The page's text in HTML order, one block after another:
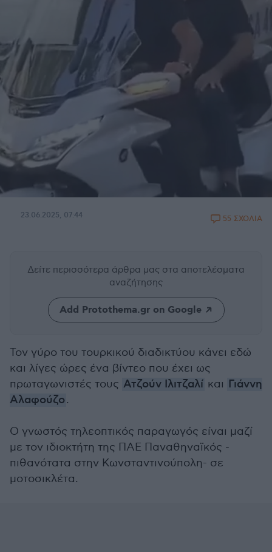
23.06.2025, 07:44 55 ΣΧΟΛΙΑ
Δείτε περισσότερα άρθρα μας στα αποτελέσματα
αναζήτησης
Add Protothema.gr on Google
Τον γύρo του τουρκικού διαδικτύου κάνει εδώ
και λίγες ώρες ένα βίντεο που έχει ως
πρωταγωνιστές τους Ατζούν Ιλιτζαλί και Γιάννη
Αλαφούζο.
Ο γνωστός τηλεοπτικός παραγωγός είναι μαζί
με τον ιδιοκτήτη της ΠΑΕ Παναθηναϊκός -
πιθανότατα στην Κωνσταντινούπολη- σε
μοτοσικλέτα.